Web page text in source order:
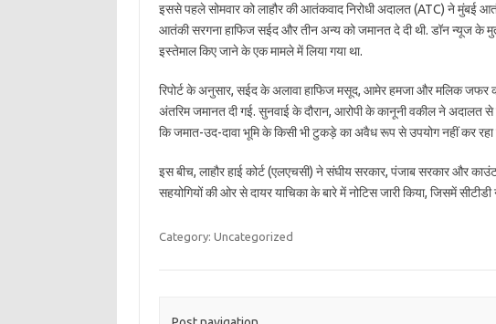
इससे पहले सोमवार को लाहौर की आतंकवाद निरोधी अदालत (ATC) ने मुंबई
आतंकी सरगना हाफिज सईद और तीन अन्य को जमानत दे दी थी. डॉन न्यूज के
इस्तेमाल किए जाने के एक मामले में लिया गया था.
रिपोर्ट के अनुसार, सईद के अलावा हाफिज मसूद, आमेर हमजा और मलिक
अंतरिम जमानत दी गई. सुनवाई के दौरान, आरोपी के कानूनी वकील ने अदालत
कि जमात-उद-दावा भूमि के किसी भी टुकड़े का अवैध रूप से उपयोग नहीं कर रहा
इस बीच, लाहौर हाई कोर्ट (एलएचसी) ने संघीय सरकार, पंजाब सरकार और
सहयोगियों की ओर से दायर याचिका के बारे में नोटिस जारी किया, जिसमें
Category: Uncategorized